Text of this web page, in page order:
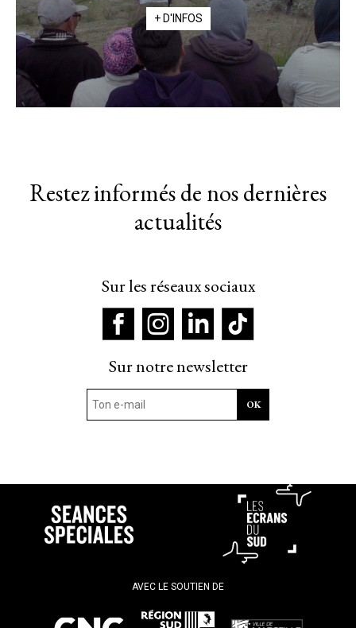
+ D'INFOS
Restez informés de nos dernières
actualités
Sur les réseaux sociaux
Sur notre newsletter
AVEC LE SOUTIEN DE